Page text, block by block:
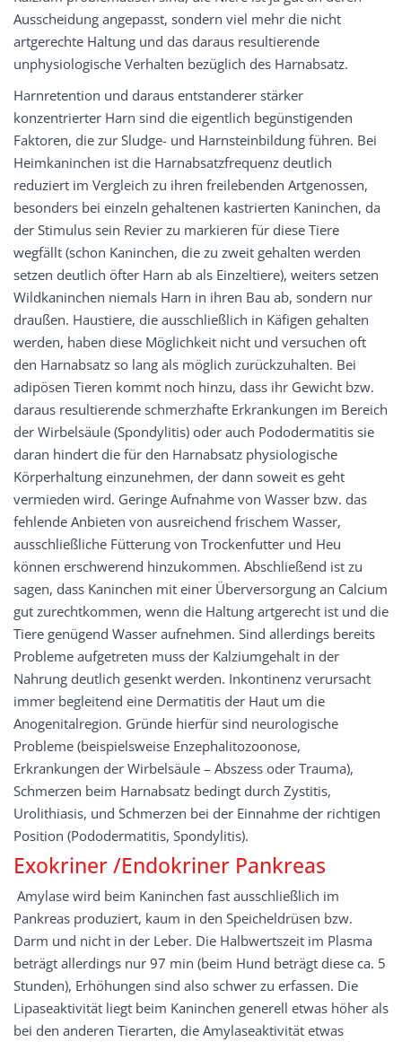
Ausscheidung angepasst, sondern viel mehr die nicht
artgerechte Haltung und das daraus resultierende
unphysiologische Verhalten bezüglich des Harnabsatz.
Harnretention und daraus entstanderer stärker
konzentrierter Harn sind die eigentlich begünstigenden
Faktoren, die zur Sludge- und Harnsteinbildung führen. Bei
Heimkaninchen ist die Harnabsatzfrequenz deutlich
reduziert im Vergleich zu ihren freilebenden Artgenossen,
besonders bei einzeln gehaltenen kastrierten Kaninchen, da
der Stimulus sein Revier zu markieren für diese Tiere
wegfällt (schon Kaninchen, die zu zweit gehalten werden
setzen deutlich öfter Harn ab als Einzeltiere), weiters setzen
Wildkaninchen niemals Harn in ihren Bau ab, sondern nur
draußen. Haustiere, die ausschließlich in Käfigen gehalten
werden, haben diese Möglichkeit nicht und versuchen oft
den Harnabsatz so lang als möglich zurückzuhalten. Bei
adipösen Tieren kommt noch hinzu, dass ihr Gewicht bzw.
daraus resultierende schmerzhafte Erkrankungen im Bereich
der Wirbelsäule (Spondylitis) oder auch Pododermatitis sie
daran hindert die für den Harnabsatz physiologische
Körperhaltung einzunehmen, der dann soweit es geht
vermieden wird. Geringe Aufnahme von Wasser bzw. das
fehlende Anbieten von ausreichend frischem Wasser,
ausschließliche Fütterung von Trockenfutter und Heu
können erschwerend hinzukommen. Abschließend ist zu
sagen, dass Kaninchen mit einer Überversorgung an Calcium
gut zurechtkommen, wenn die Haltung artgerecht ist und die
Tiere genügend Wasser aufnehmen. Sind allerdings bereits
Probleme aufgetreten muss der Kalziumgehalt in der
Nahrung deutlich gesenkt werden. Inkontinenz verursacht
immer begleitend eine Dermatitis der Haut um die
Anogenitalregion. Gründe hierfür sind neurologische
Probleme (beispielsweise Enzephalitozoonose,
Erkrankungen der Wirbelsäule – Abszess oder Trauma),
Schmerzen beim Harnabsatz bedingt durch Zystitis,
Urolithiasis, und Schmerzen bei der Einnahme der richtigen
Position (Pododermatitis, Spondylitis).
Exokriner /Endokriner Pankreas
Amylase wird beim Kaninchen fast ausschließlich im
Pankreas produziert, kaum in den Speicheldrüsen bzw.
Darm und nicht in der Leber. Die Halbwertszeit im Plasma
beträgt allerdings nur 97 min (beim Hund beträgt diese ca. 5
Stunden), Erhöhungen sind also schwer zu erfassen. Die
Lipaseaktivität liegt beim Kaninchen generell etwas höher als
bei den anderen Tierarten, die Amylaseaktivität etwas